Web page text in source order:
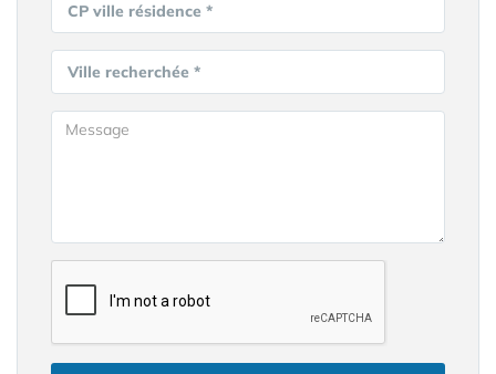
CP ville résidence *
Ville recherchée *